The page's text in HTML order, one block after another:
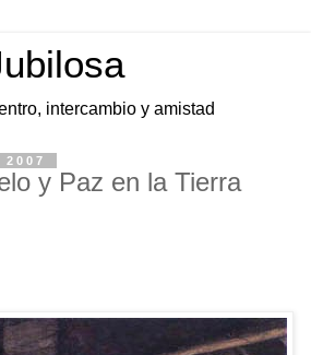
intercambio y amistad
y Paz en la Tierra